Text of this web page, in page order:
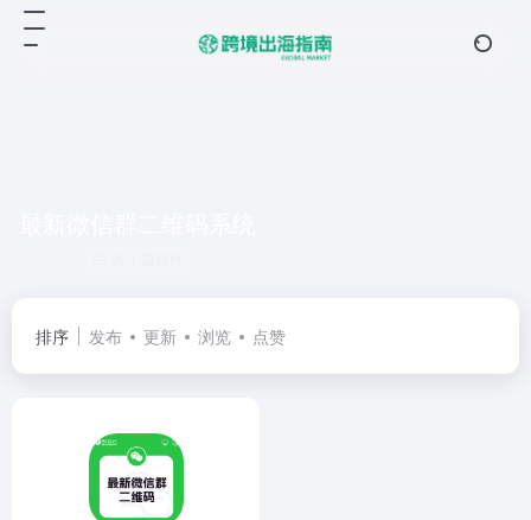
排序 发布 更新 浏览 点赞